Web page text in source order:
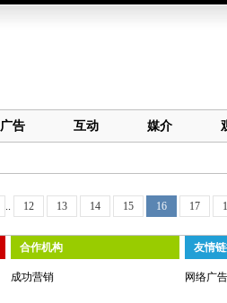
广告 互动 媒介
.. 12 13 14 15 16 17
合作机构
成功营销
友情
网络广